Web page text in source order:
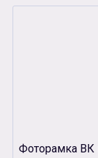
Фоторамка ВК